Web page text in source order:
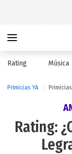
Rating Música
Primicias YA
Rating: